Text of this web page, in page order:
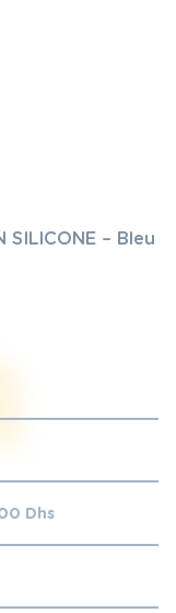
SILICONE – Bleu
Dhs